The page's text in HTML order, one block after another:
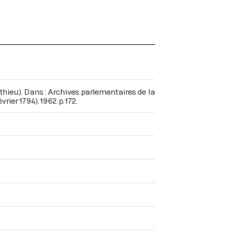
Dans : Archives parlementaires de la
1794) . 1962. p. 172.